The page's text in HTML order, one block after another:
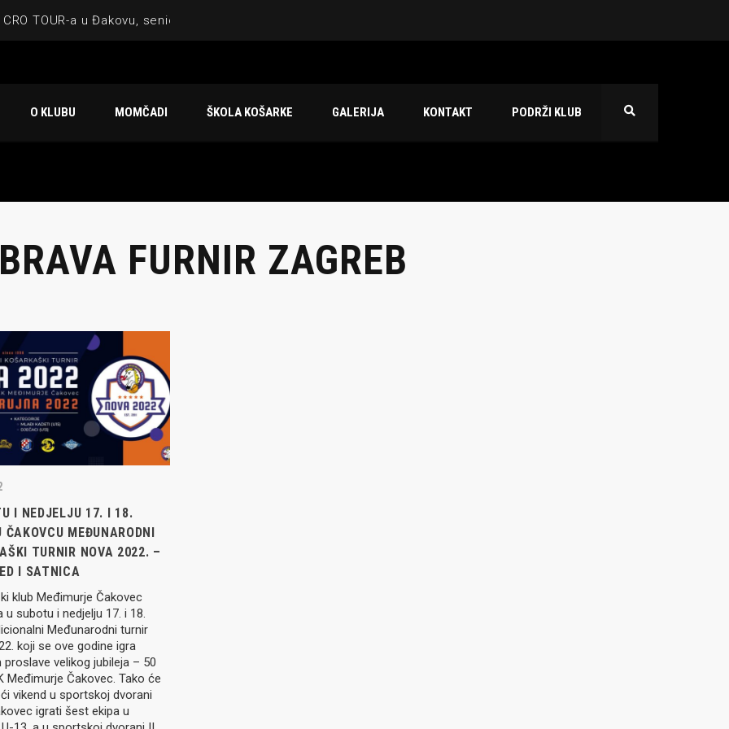
TOUR-a u Đakovu, seniorska ekipa 3×3 osvojila Krbulju
atraktivnu NCAA ekipu OBU Bison
O KLUBU MOMČADI ŠKOLA KOŠARKE GALERIJA KONTAKT PODRŽI KLUB
FURNIR ZAGREB
I NEDJELJU 17. I 18.
ČAKOVCU MEĐUNARODNI
TURNIR NOVA 2022. –
I SATNICA
klub Međimurje Čakovec
u subotu i nedjelju 17. i 18.
Međunarodni turnir
koji se ove godine igra
velikog jubileja – 50
Međimurje Čakovec. Tako će
vikend u sportskoj dvorani
igrati šest ekipa u
OBJAVE
U14 na završnici CRO
Đakovu, seniorska ekipa
Krbulju
trener seniorske
trenerski stožer
za sezonu
u revijalnoj utakmici
NCAA ekipu OBU
Međimurja 2. mjesto u